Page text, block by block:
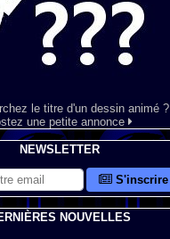
le titre d'un dessin animé ?
une petite annonce
NEWSLETTER
S'inscrire
NOUVELLES